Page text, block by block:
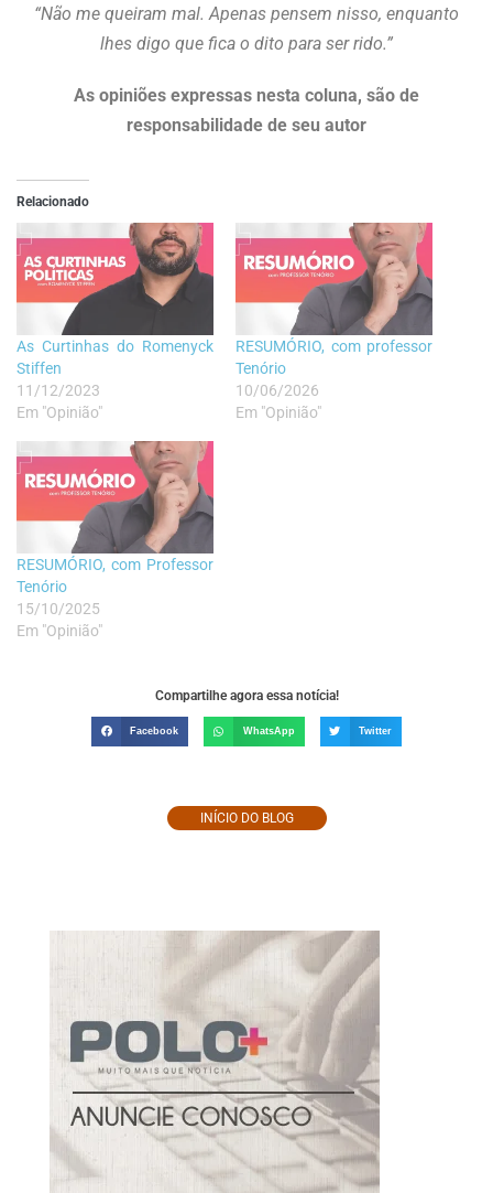
“Não me queiram mal. Apenas pensem nisso, enquanto
lhes digo que fica o dito para ser rido.”
As opiniões expressas nesta coluna, são de
responsabilidade de seu autor
Relacionado
As Curtinhas do Romenyck
Stiffen
11/12/2023
Em "Opinião"
RESUMÓRIO, com professor
Tenório
10/06/2026
Em "Opinião"
RESUMÓRIO, com Professor
Tenório
15/10/2025
Em "Opinião"
Compartilhe agora essa notícia!
Facebook WhatsApp Twitter
INÍCIO DO BLOG